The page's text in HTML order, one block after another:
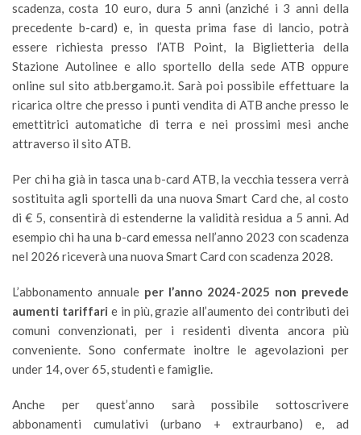
scadenza, costa 10 euro, dura 5 anni (anziché i 3 anni della
precedente b-card) e, in questa prima fase di lancio, potrà
essere richiesta presso l’ATB Point, la Biglietteria della
Stazione Autolinee e allo sportello della sede ATB oppure
online sul sito atb.bergamo.it. Sarà poi possibile effettuare la
ricarica oltre che presso i punti vendita di ATB anche presso le
emettitrici automatiche di terra e nei prossimi mesi anche
attraverso il sito ATB.
Per chi ha già in tasca una b-card ATB, la vecchia tessera verrà
sostituita agli sportelli da una nuova Smart Card che, al costo
di € 5, consentirà di estenderne la validità residua a 5 anni. Ad
esempio chi ha una b-card emessa nell’anno 2023 con scadenza
nel 2026 riceverà una nuova Smart Card con scadenza 2028.
L’abbonamento annuale per l’anno 2024-2025 non prevede
aumenti tariffari e in più, grazie all’aumento dei contributi dei
comuni convenzionati, per i residenti diventa ancora più
conveniente. Sono confermate inoltre le agevolazioni per
under 14, over 65, studenti e famiglie.
Anche per quest’anno sarà possibile sottoscrivere
abbonamenti cumulativi (urbano + extraurbano) e, ad